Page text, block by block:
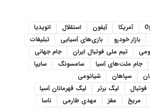
آمریکا آیفون استقلال
انویدیا
بازار خودرو بازی‌های آسیایی
تبلیغات
تیم ملی فوتبال ایران
جام جهانی
جام ملت‌های آسیا سامسونگ
سایپا
سپاهان
شیائومی
فوتبال لیگ برتر
لیگ قهرمانان آسیا
مریخ مغز مهدی طارمی
ناسا